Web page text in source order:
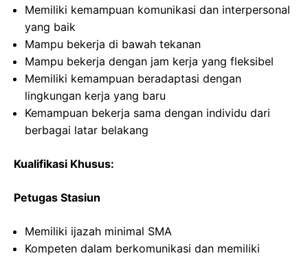
Memiliki kemampuan komunikasi dan interpersonal
yang baik
Mampu bekerja di bawah tekanan
Mampu bekerja dengan jam kerja yang fleksibel
Memiliki kemampuan beradaptasi dengan
lingkungan kerja yang baru
Kemampuan bekerja sama dengan individu dari
berbagai latar belakang
Kualifikasi Khusus:
Petugas Stasiun
Memiliki ijazah minimal SMA
Kompeten dalam berkomunikasi dan memiliki